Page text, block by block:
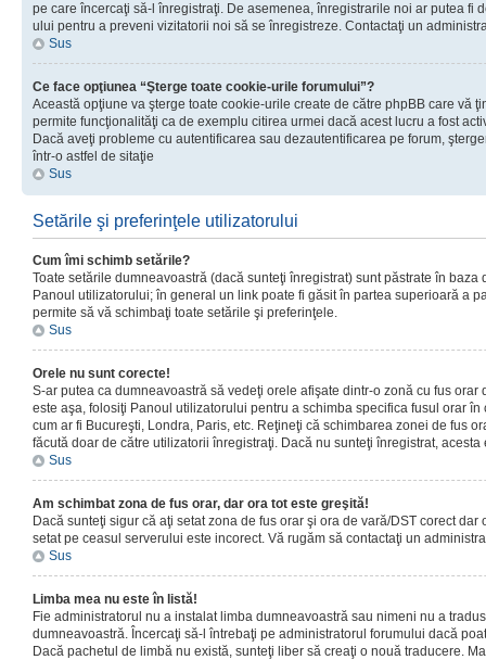
pe care încercaţi să-l înregistraţi. De asemenea, înregistrarile noi ar putea fi
ului pentru a preveni vizitatorii noi să se înregistreze. Contactaţi un
Sus
Ce face opţiunea “Şterge toate cookie-urile forumului”?
Această opţiune va şterge toate cookie-urile create de către phpBB care vă
permite funcţionalităţi ca de exemplu citirea urmei dacă acest lucru a fost
Dacă aveţi probleme cu autentificarea sau dezautentificarea pe forum,
într-o astfel de sitaţie
Sus
Setările şi preferinţele utilizatorului
Cum îmi schimb setările?
Toate setările dumneavoastră (dacă sunteţi înregistrat) sunt păstrate în baza
Panoul utilizatorului; în general un link poate fi găsit în partea superioară a
permite să vă schimbaţi toate setările şi preferinţele.
Sus
Orele nu sunt corecte!
S-ar putea ca dumneavoastră să vedeţi orele afişate dintr-o zonă cu fus orar
este aşa, folosiţi Panoul utilizatorului pentru a schimba specifica fusul orar
cum ar fi Bucureşti, Londra, Paris, etc. Reţineţi că schimbarea zonei de fus
făcută doar de către utilizatorii înregistraţi. Dacă nu sunteţi înregistrat, acesta
Sus
Am schimbat zona de fus orar, dar ora tot este greşită!
Dacă sunteţi sigur că aţi setat zona de fus orar şi ora de vară/DST corect
setat pe ceasul serverului este incorect. Vă rugăm să contactaţi un
Sus
Limba mea nu este în listă!
Fie administratorul nu a instalat limba dumneavoastră sau nimeni nu a
dumneavoastră. Încercaţi să-l întrebaţi pe administratorul forumului dacă
Dacă pachetul de limbă nu există, sunteţi liber să creaţi o nouă traducere.